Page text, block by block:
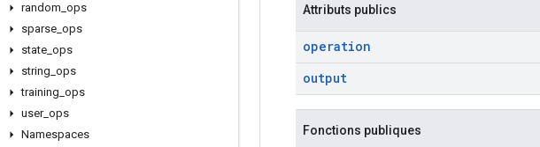
random ops
sparse ops
state ops
string ops
training ops
user_ ops
Namespaces
Attributs publics
operation
output
Fonctions publiques